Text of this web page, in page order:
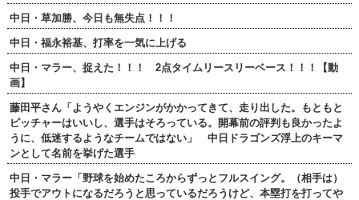
中日・草加勝、今日も無失点！！！
中日・福永裕基、打率を一気に上げる
中日・マラー、捉えた！！！ 2点タイムリースリーベース！！！【動
画】
藤田平さん「ようやくエンジンがかかってきて、走り出した。もともと
ピッチャーはいいし、選手はそろっている。開幕前の評判も良かったよ
うに、低迷するようなチームではない」 中日ドラゴンズ浮上のキーマ
ンとして名前を挙げた選手
中日・マラー「野球を始めたころからずっとフルスイング。（相手は）
投手でアウトになるだろうと思っているだろうけど、本塁打を打ってや